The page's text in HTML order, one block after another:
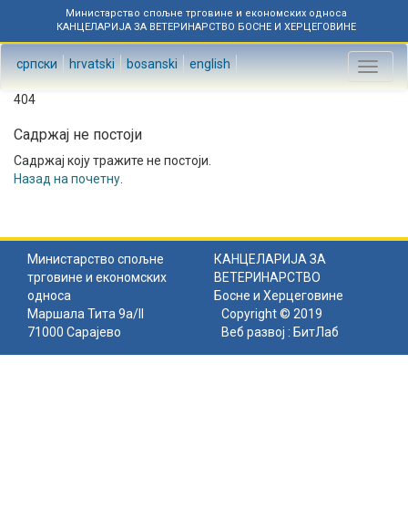
Министарство спољне трговине и економских односа
КАНЦЕЛАРИЈА ЗА ВЕТЕРИНАРСТВО БОСНЕ И ХЕРЦЕГОВИНЕ
српски hrvatski bosanski english
Toggle
404
Садржај не постоји
Садржај коју тражите не постоји.
Назад на почетну
Министарство спољне
трговине и економских
односа
КАНЦЕЛАРИЈА ЗА
ВЕТЕРИНАРСТВО
Босне и Херцеговине
Маршала Тита 9а/II
71000 Сарајево
Copyright © 2019
Веб развој : БитЛаб